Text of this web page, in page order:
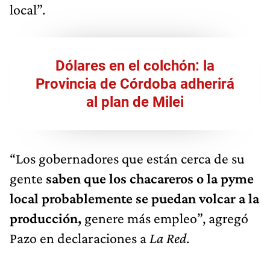
local”.
Dólares en el colchón: la
Provincia de Córdoba adherirá
al plan de Milei
“Los gobernadores que están cerca de su
gente saben que los chacareros o la pyme
local probablemente se puedan volcar a la
producción, genere más empleo”, agregó
Pazo en declaraciones a La Red.